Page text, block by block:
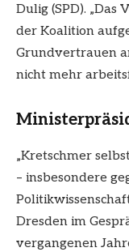
Dulig (SPD).
der Koalition
Grundvertrauen
nicht mehr
„Kretschmer
– insbesondere
Dresden im
vergangenen